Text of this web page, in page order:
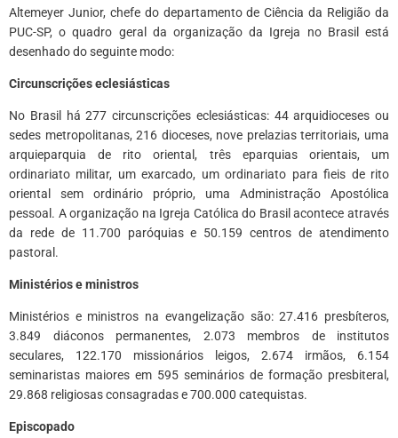
Altemeyer Junior, chefe do departamento de Ciência da Religião da
PUC-SP, o quadro geral da organização da Igreja no Brasil está
desenhado do seguinte modo:
Circunscrições eclesiásticas
No Brasil há 277 circunscrições eclesiásticas: 44 arquidioceses ou
sedes metropolitanas, 216 dioceses, nove prelazias territoriais, uma
arquieparquia de rito oriental, três eparquias orientais, um
ordinariato militar, um exarcado, um ordinariato para fieis de rito
oriental sem ordinário próprio, uma Administração Apostólica
pessoal. A organização na Igreja Católica do Brasil acontece através
da rede de 11.700 paróquias e 50.159 centros de atendimento
pastoral.
Ministérios e ministros
Ministérios e ministros na evangelização são: 27.416 presbíteros,
3.849 diáconos permanentes, 2.073 membros de institutos
seculares, 122.170 missionários leigos, 2.674 irmãos, 6.154
seminaristas maiores em 595 seminários de formação presbiteral,
29.868 religiosas consagradas e 700.000 catequistas.
Episcopado